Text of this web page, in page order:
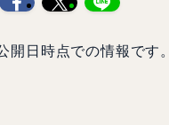
日時点での情報です。